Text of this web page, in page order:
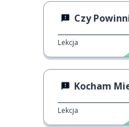
Czy
Lekcja
Kocham
Lekcja